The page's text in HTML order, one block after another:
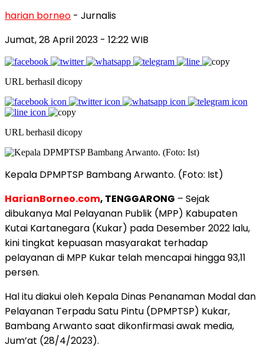
harian borneo - Jurnalis
Jumat, 28 April 2023 - 12:22 WIB
URL berhasil dicopy
URL berhasil dicopy
Kepala DPMPTSP Bambang Arwanto. (Foto: Ist)
HarianBorneo.com, TENGGARONG – Sejak
dibukanya Mal Pelayanan Publik (MPP) Kabupaten
Kutai Kartanegara (Kukar) pada Desember 2022 lalu,
kini tingkat kepuasan masyarakat terhadap
pelayanan di MPP Kukar telah mencapai hingga 93,11
persen.
Hal itu diakui oleh Kepala Dinas Penanaman Modal dan
Pelayanan Terpadu Satu Pintu (DPMPTSP) Kukar,
Bambang Arwanto saat dikonfirmasi awak media,
Jum’at (28/4/2023).